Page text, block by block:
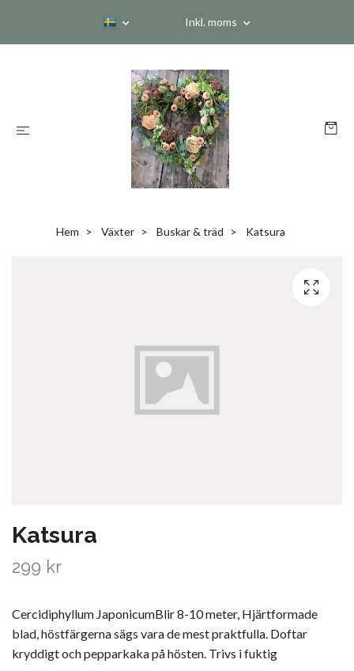
Inkl. moms
Hem Växter Buskar & träd Katsura
Katsura
299 kr
Cercidiphyllum JaponicumBlir 8-10 meter, Hjärtformade
blad, höstfärgerna sägs vara de mest praktfulla. Doftar
kryddigt och pepparkaka på hösten. Trivs i fuktig